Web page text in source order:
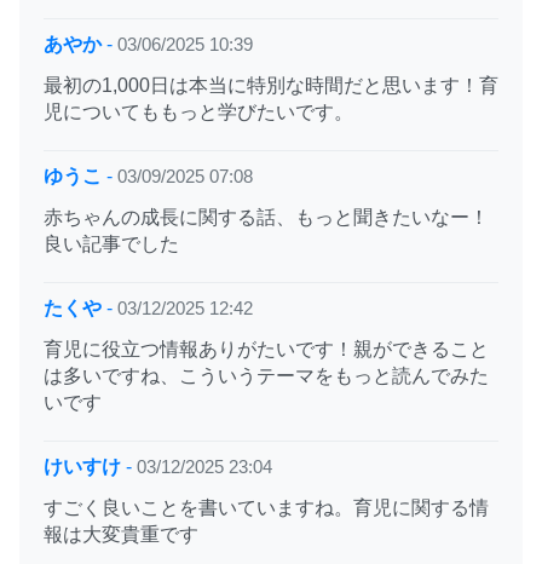
あやか- 03/06/2025 10:39
最初の1,000日は本当に特別な時間だと思います！育
児についてももっと学びたいです。
ゆうこ - 03/09/2025 07:08
赤ちゃんの成長に関する話、もっと聞きたいなー！
良い記事でした
たくや - 03/12/2025 12:42
育児に役立つ情報ありがたいです！親ができること
は多いですね、こういうテーマをもっと読んでみた
いです
けいすけ - 03/12/2025 23:04
すごく良いことを書いていますね。育児に関する情
報は大変貴重です